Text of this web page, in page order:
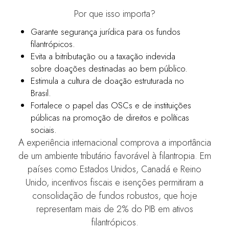
Por que isso importa?
Garante segurança jurídica para os fundos
filantrópicos.
Evita a bitributação ou a taxação indevida
sobre doações destinadas ao bem público.
Estimula a cultura de doação estruturada no
Brasil.
Fortalece o papel das OSCs e de instituições
públicas na promoção de direitos e políticas
sociais.
A experiência internacional comprova a importância
de um ambiente tributário favorável à filantropia. Em
países como Estados Unidos, Canadá e Reino
Unido, incentivos fiscais e isenções permitiram a
consolidação de fundos robustos, que hoje
representam mais de 2% do PIB em ativos
filantrópicos.